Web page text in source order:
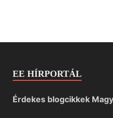
EE HÍRPORTÁL
Érdekes blogcikkek